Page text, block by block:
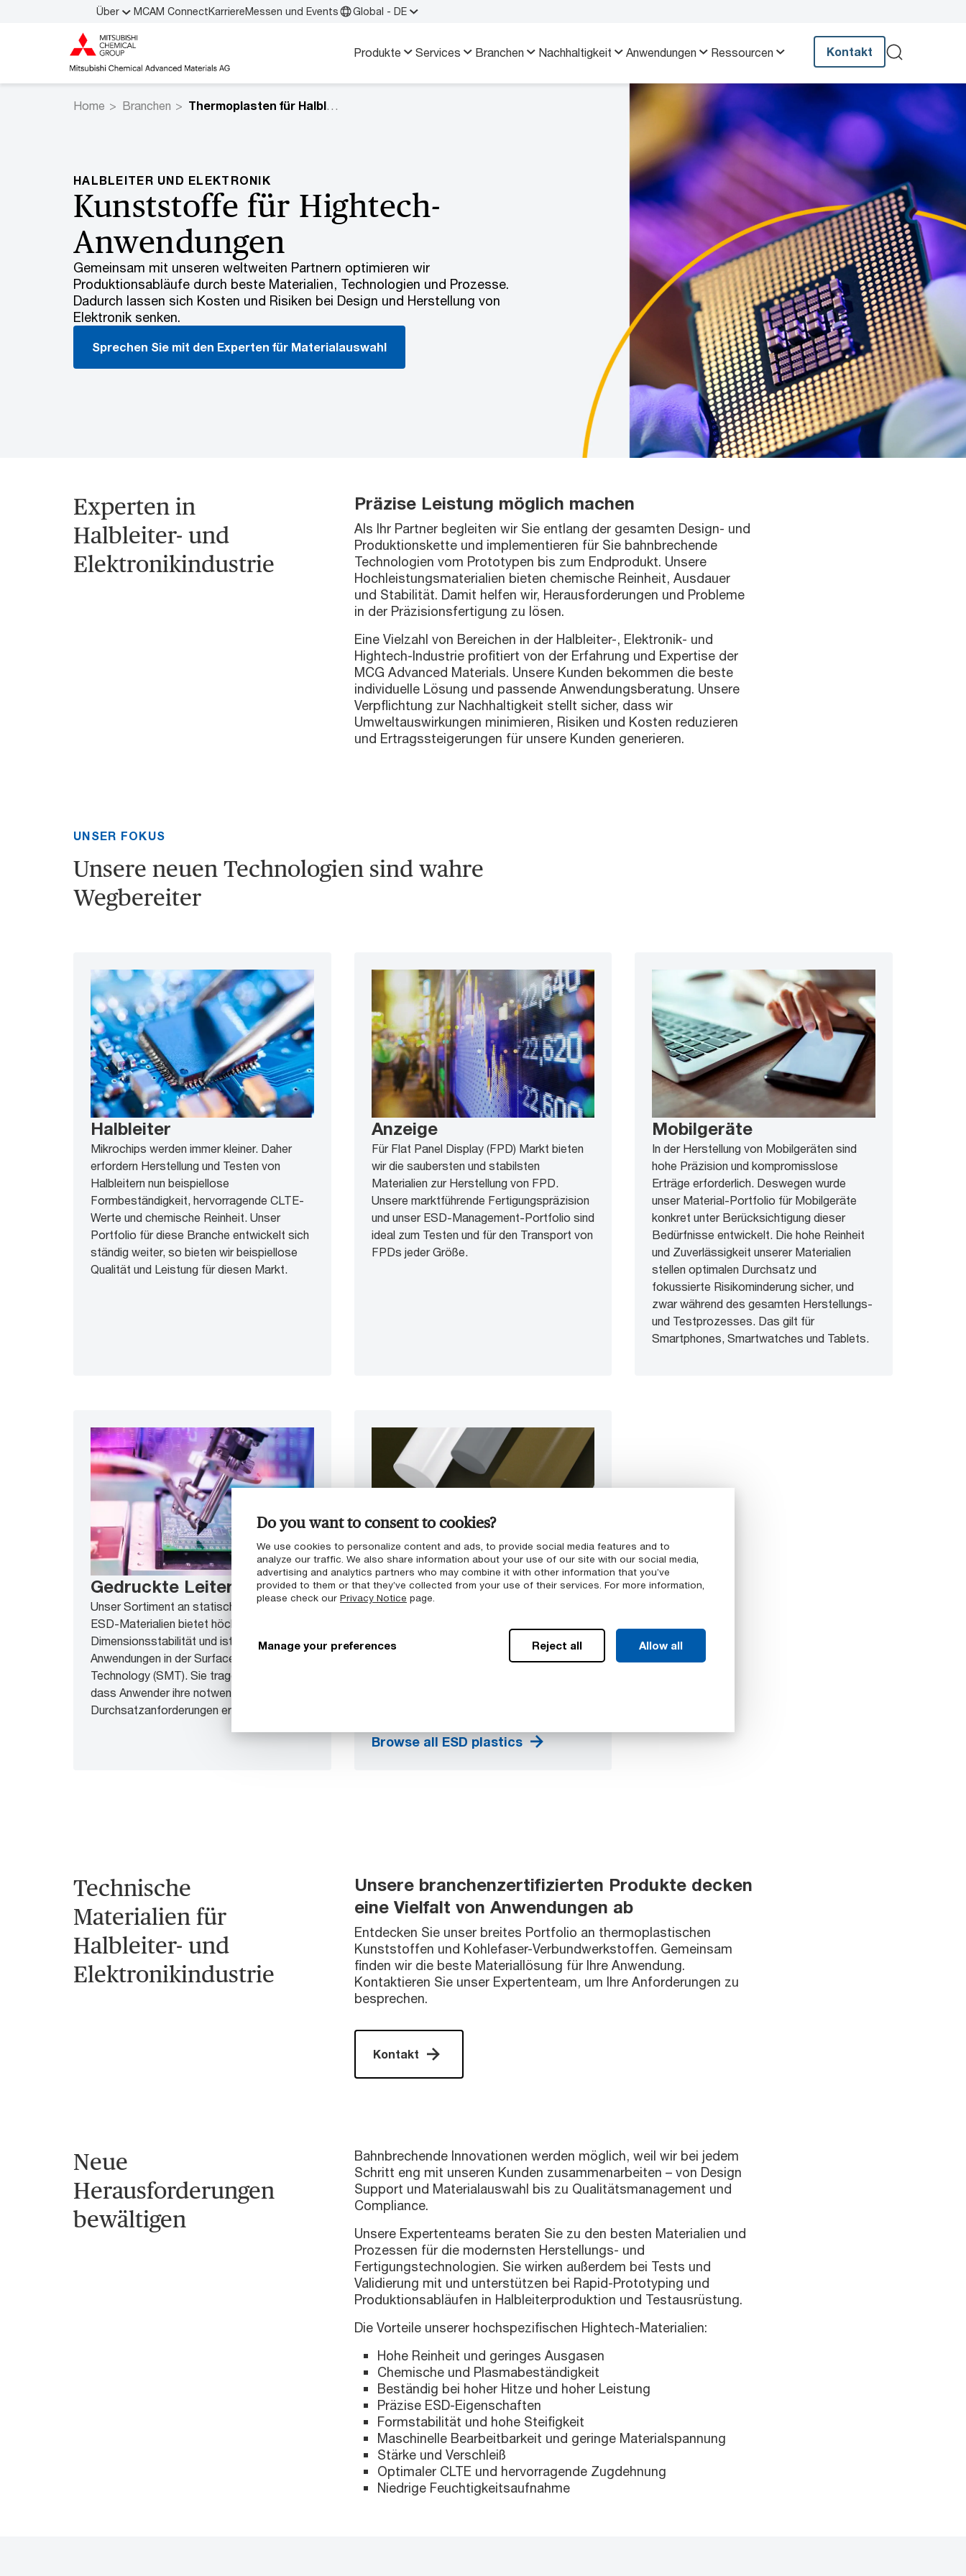
Do you want to consent to cookies?
We use cookies to personalize content and ads, to provide social media features and to
analyze our traffic. We also share information about your use of our site with our social media,
advertising and analytics partners who may combine it with other information that you’ve
provided to them or that they’ve collected from your use of their services. For more information,
please check our Privacy Notice page.
Manage your preferences Reject all Allow all
Über MCAM ConnectKarriereMessen und Events Global - DE
Produkte Services Branchen Nachhaltigkeit Anwendungen Ressourcen Kontakt
Home Branchen Thermoplasten für Halbleiter und Elektronik
HALBLEITER UND ELEKTRONIK
Kunststoffe für Hightech-
Anwendungen
Gemeinsam mit unseren weltweiten Partnern optimieren wir
Produktionsabläufe durch beste Materialien, Technologien und Prozesse.
Dadurch lassen sich Kosten und Risiken bei Design und Herstellung von
Elektronik senken.
Sprechen Sie mit den Experten für Materialauswahl
Experten in
Halbleiter- und
Elektronikindustrie
Präzise Leistung möglich machen
Als Ihr Partner begleiten wir Sie entlang der gesamten Design- und
Produktionskette und implementieren für Sie bahnbrechende
Technologien vom Prototypen bis zum Endprodukt. Unsere
Hochleistungsmaterialien bieten chemische Reinheit, Ausdauer
und Stabilität. Damit helfen wir, Herausforderungen und Probleme
in der Präzisionsfertigung zu lösen.
Eine Vielzahl von Bereichen in der Halbleiter-, Elektronik- und
Hightech-Industrie profitiert von der Erfahrung und Expertise der
MCG Advanced Materials. Unsere Kunden bekommen die beste
individuelle Lösung und passende Anwendungsberatung. Unsere
Verpflichtung zur Nachhaltigkeit stellt sicher, dass wir
Umweltauswirkungen minimieren, Risiken und Kosten reduzieren
und Ertragssteigerungen für unsere Kunden generieren.
UNSER FOKUS
Unsere neuen Technologien sind wahre
Wegbereiter
Halbleiter
Mikrochips werden immer kleiner. Daher
erfordern Herstellung und Testen von
Halbleitern nun beispiellose
Formbeständigkeit, hervorragende CLTE-
Werte und chemische Reinheit. Unser
Portfolio für diese Branche entwickelt sich
ständig weiter, so bieten wir beispiellose
Qualität und Leistung für diesen Markt.
Anzeige
Für Flat Panel Display (FPD) Markt bieten
wir die saubersten und stabilsten
Materialien zur Herstellung von FPD.
Unsere marktführende Fertigungspräzision
und unser ESD-Management-Portfolio sind
ideal zum Testen und für den Transport von
FPDs jeder Größe.
Mobilgeräte
In der Herstellung von Mobilgeräten sind
hohe Präzision und kompromisslose
Erträge erforderlich. Deswegen wurde
unser Material-Portfolio für Mobilgeräte
konkret unter Berücksichtigung dieser
Bedürfnisse entwickelt. Die hohe Reinheit
und Zuverlässigkeit unserer Materialien
stellen optimalen Durchsatz und
fokussierte Risikominderung sicher, und
zwar während des gesamten Herstellungs-
und Testprozesses. Das gilt für
Smartphones, Smartwatches und Tablets.
Gedruckte Leiterplatten
Unser Sortiment an statisch ableitenden
ESD-Materialien bietet höchste
Dimensionsstabilität und ist somit ideal für
Anwendungen in der Surface Mount
Technology (SMT). Sie tragen dazu bei,
dass Anwender ihre notwendigen
Durchsatzanforderungen erreichen können.
Gedruckte Leiterplatten
Unser Sortiment an statisch ableitenden
Dimensionsstabilität und ist somit ideal für
Anwendungen in der Surface Mount
Browse all ESD plastics
Technische
Materialien für
Halbleiter- und
Elektronikindustrie
Unsere branchenzertifizierten Produkte decken
eine Vielfalt von Anwendungen ab
Entdecken Sie unser breites Portfolio an thermoplastischen
Kunststoffen und Kohlefaser-Verbundwerkstoffen. Gemeinsam
finden wir die beste Materiallösung für Ihre Anwendung.
Kontaktieren Sie unser Expertenteam, um Ihre Anforderungen zu
besprechen.
Kontakt
Neue
Herausforderungen
bewältigen
Bahnbrechende Innovationen werden möglich, weil wir bei jedem
Schritt eng mit unseren Kunden zusammenarbeiten – von Design
Support und Materialauswahl bis zu Qualitätsmanagement und
Compliance.
Unsere Expertenteams beraten Sie zu den besten Materialien und
Prozessen für die modernsten Herstellungs- und
Fertigungstechnologien. Sie wirken außerdem bei Tests und
Validierung mit und unterstützen bei Rapid-Prototyping und
Produktionsabläufen in Halbleiterproduktion und Testausrüstung.
Die Vorteile unserer hochspezifischen Hightech-Materialien:
Hohe Reinheit und geringes Ausgasen
Chemische und Plasmabeständigkeit
Beständig bei hoher Hitze und hoher Leistung
Präzise ESD-Eigenschaften
Formstabilität und hohe Steifigkeit
Maschinelle Bearbeitbarkeit und geringe Materialspannung
Stärke und Verschleiß
Optimaler CLTE und hervorragende Zugdehnung
Niedrige Feuchtigkeitsaufnahme